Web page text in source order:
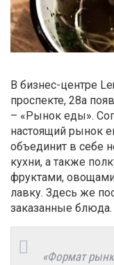
В бизнес-центре
проспекте, 28а
– «Рынок еды».
настоящий рынок
объединит в себе
кухни, а также
фруктами,
лавку. Здесь же
заказанные блюда.
«Формат